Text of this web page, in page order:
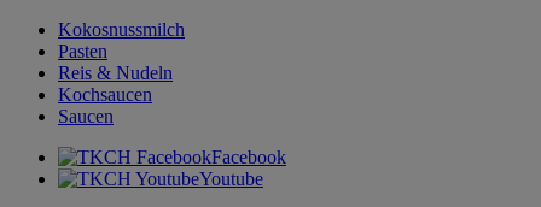
Kokosnussmilch
Pasten
Reis & Nudeln
Kochsaucen
Saucen
Facebook
Youtube